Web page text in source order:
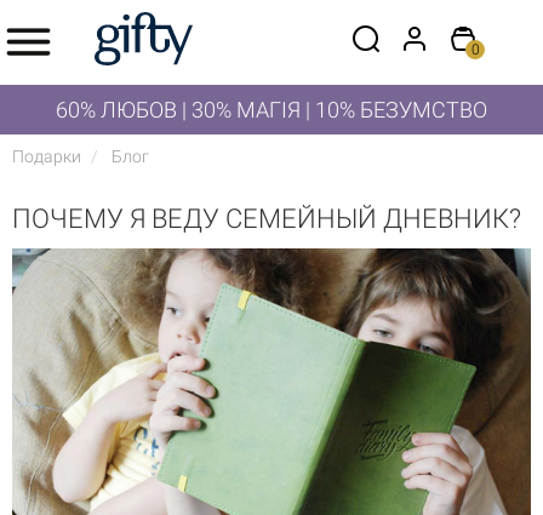
0
60% ЛЮБОВ | 30% МАГІЯ | 10% БЕЗУМСТВО
Подарки Блог
ПОЧЕМУ Я ВЕДУ СЕМЕЙНЫЙ ДНЕВНИК?